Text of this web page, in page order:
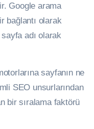
Google arama
bağlantı olarak
adı olarak
sayfanın ne
SEO unsurlarından
bir sıralama faktörü